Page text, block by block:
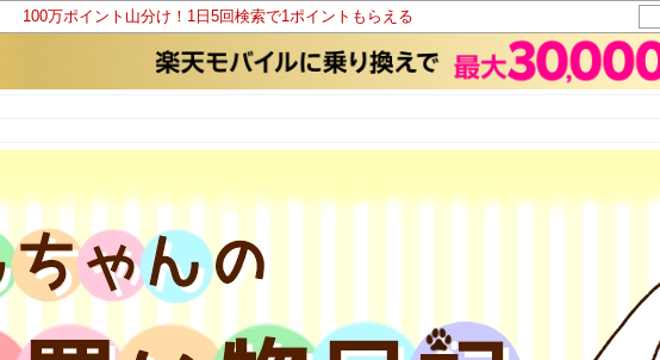
100万ポイント山分け！1日5回検索で1ポイントもらえる